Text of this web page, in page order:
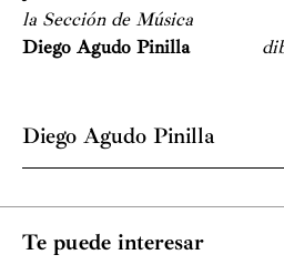
la Sección de Música
Diego Agudo Pinilla
Diego Agudo Pinilla
nominado a los premios Goya
Te puede interesar